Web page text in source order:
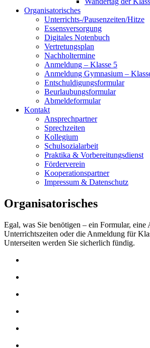
Organisatorisches
Unterrichts-/Pausenzeiten/Hitze
Essensversorgung
Digitales Notenbuch
Vertretungsplan
Nachholtermine
Anmeldung – Klasse 5
Anmeldung Gymnasium –
Entschuldigungsformular
Beurlaubungsformular
Abmeldeformular
Kontakt
Ansprechpartner
Sprechzeiten
Kollegium
Schulsozialarbeit
Praktika & Vorbereitungsdienst
Förderverein
Kooperationspartner
Impressum & Datenschutz
Organisatorisches
Egal, was Sie benötigen – ein Formular, eine
Unterrichtszeiten oder die Anmeldung für
Unterseiten werden Sie sicherlich fündig.